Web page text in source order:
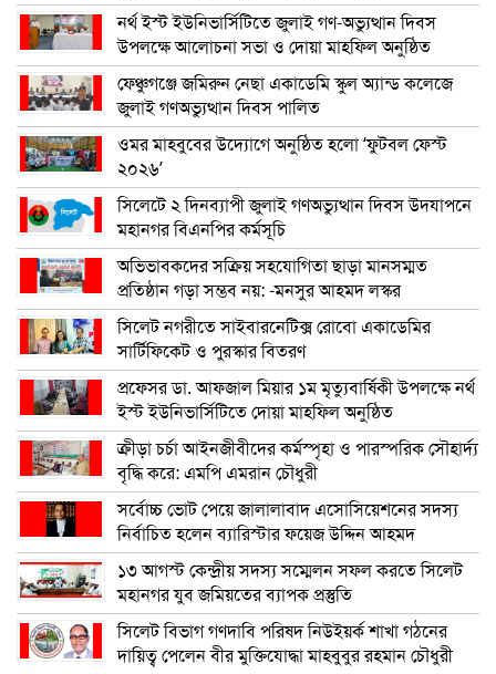
নর্থ ইস্ট ইউনিভার্সিটিতে জুলাই গণ-অভ্যুত্থান দিবস
উপলক্ষে আলোচনা সভা ও দোয়া মাহফিল অনুষ্ঠিত
ফেঞ্চুগঞ্জে জমিরুন নেছা একাডেমি স্কুল অ্যান্ড কলেজে
জুলাই গণঅভ্যুত্থান দিবস পালিত
ওমর মাহবুবের উদ্যোগে অনুষ্ঠিত হলো ‘ফুটবল ফেস্ট
২০২৬’
সিলেটে ২ দিনব্যাপী জুলাই গণঅভ্যুত্থান দিবস উদযাপনে
মহানগর বিএনপির কর্মসূচি
অভিভাবকদের সক্রিয় সহযোগিতা ছাড়া মানসম্মত
প্রতিষ্ঠান গড়া সম্ভব নয়: -মনসুর আহমদ লস্কর
সিলেট নগরীতে সাইবারনেটিক্স রোবো একাডেমির
সার্টিফিকেট ও পুরস্কার বিতরণ
প্রফেসর ডা. আফজাল মিয়ার ১ম মৃত্যুবার্ষিকী উপলক্ষে নর্থ
ইস্ট ইউনিভার্সিটিতে দোয়া মাহফিল অনুষ্ঠিত
ক্রীড়া চর্চা আইনজীবীদের কর্মস্পৃহা ও পারস্পরিক সৌহার্দ্য
বৃদ্ধি করে: এমপি এমরান চৌধুরী
সর্বোচ্চ ভোট পেয়ে জালালাবাদ এসোসিয়েশনের সদস্য
নির্বাচিত হলেন ব্যারিস্টার ফয়েজ উদ্দিন আহমদ
১৩ আগস্ট কেন্দ্রীয় সদস্য সম্মেলন সফল করতে সিলেট
মহানগর যুব জমিয়তের ব্যাপক প্রস্তুতি
সিলেট বিভাগ গণদাবি পরিষদ নিউইয়র্ক শাখা গঠনের
দায়িত্ব পেলেন বীর মুক্তিযোদ্ধা মাহবুবুর রহমান চৌধুরী